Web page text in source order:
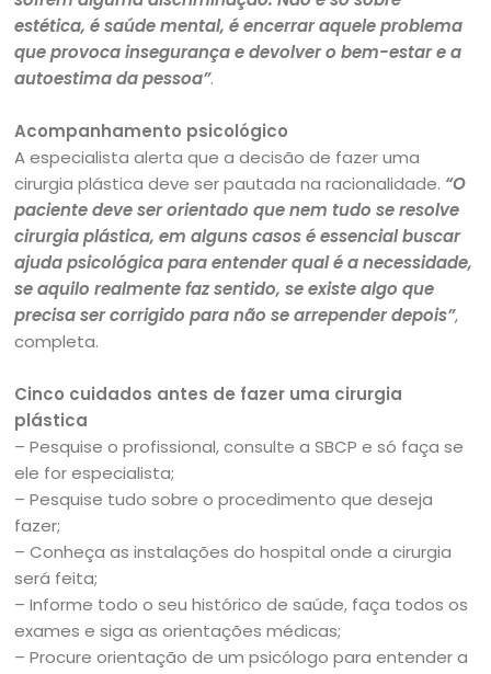
estética, é saúde mental, é encerrar aquele problema
que provoca insegurança e devolver o bem-estar e a
autoestima da pessoa”.
Acompanhamento psicológico
A especialista alerta que a decisão de fazer uma
cirurgia plástica deve ser pautada na racionalidade. “O
paciente deve ser orientado que nem tudo se resolve
cirurgia plástica, em alguns casos é essencial buscar
ajuda psicológica para entender qual é a necessidade,
se aquilo realmente faz sentido, se existe algo que
precisa ser corrigido para não se arrepender depois”,
completa.
Cinco cuidados antes de fazer uma cirurgia
plástica
– Pesquise o profissional, consulte a SBCP e só faça se
ele for especialista;
– Pesquise tudo sobre o procedimento que deseja
fazer;
– Conheça as instalações do hospital onde a cirurgia
será feita;
– Informe todo o seu histórico de saúde, faça todos os
exames e siga as orientações médicas;
– Procure orientação de um psicólogo para entender a